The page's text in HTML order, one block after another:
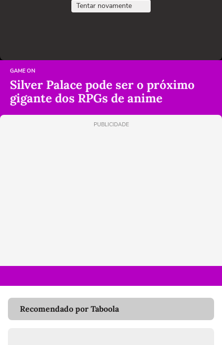
Tentar novamente
GAME ON
Silver Palace pode ser o próximo
gigante dos RPGs de anime
PUBLICIDADE
Recomendado por Taboola